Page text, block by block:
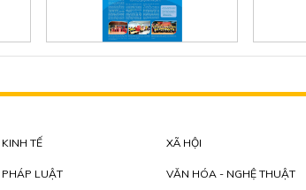
KINH TẾ XÃ HỘI
PHÁP LUẬT VĂN HÓA - NGHỆ THUẬT